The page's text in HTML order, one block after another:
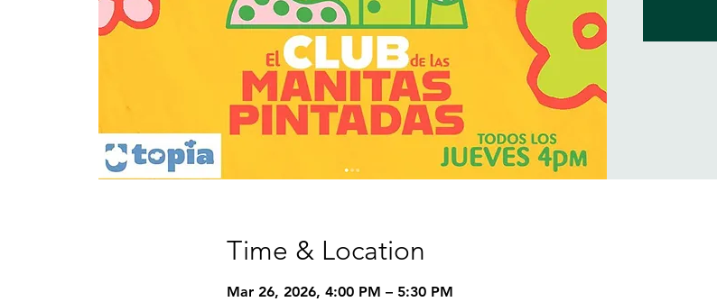
Time & Location
Mar 26, 2026, 4:00 PM – 5:30 PM